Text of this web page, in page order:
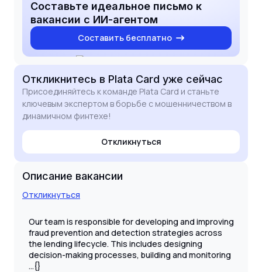
forward to the possibility of contributing to your
team's success.
Составьте идеальное письмо к
вакансии с ИИ-агентом
Составить бесплатно
Откликнитесь в Plata Card уже сейчас
Присоединяйтесь к команде Plata Card и станьте
ключевым экспертом в борьбе с мошенничеством в
динамичном финтехе!
Откликнуться
Описание вакансии
Откликнуться
Our team is responsible for developing and improving
fraud prevention and detection strategies across
the lending lifecycle. This includes designing
decision-making processes, building and monitoring
...{}